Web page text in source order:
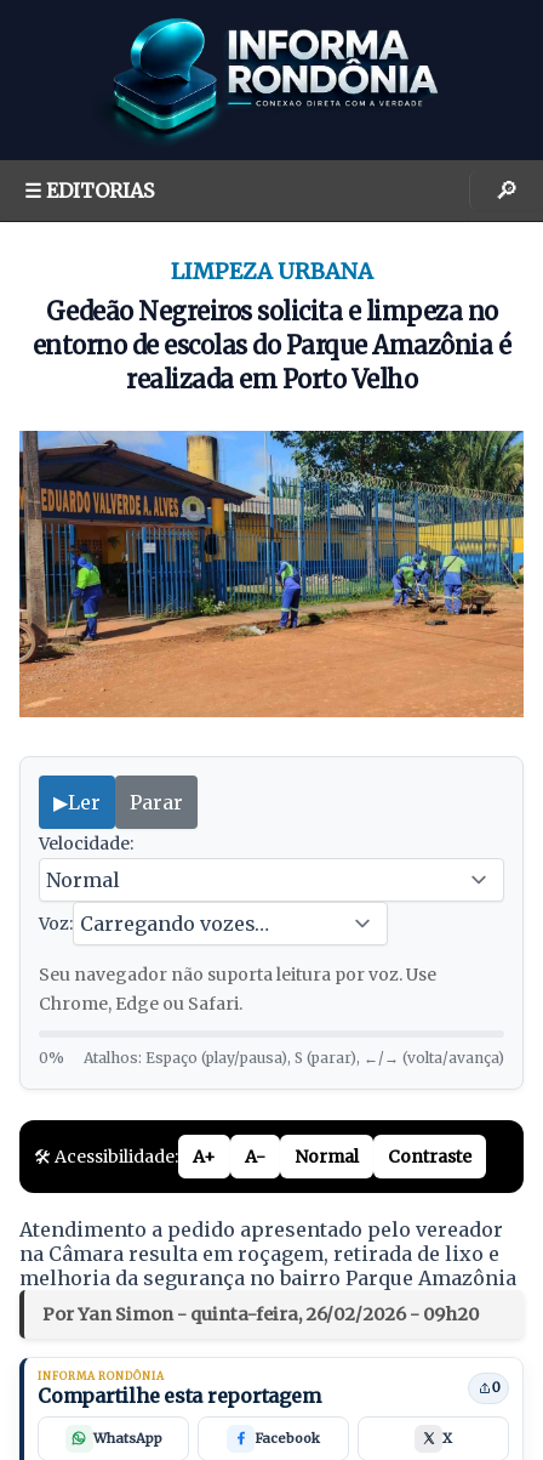
☰ EDITORIAS 🔎
LIMPEZA URBANA
Gedeão Negreiros solicita e limpeza no
entorno de escolas do Parque Amazônia é
realizada em Porto Velho
▶Ler Parar
Velocidade:
Voz:
Seu navegador não suporta leitura por voz. Use
Chrome, Edge ou Safari.
0% Atalhos: Espaço (play/pausa), S (parar), ←/→ (volta/avança)
🛠️ Acessibilidade: A+ A- Normal Contraste
Atendimento a pedido apresentado pelo vereador
na Câmara resulta em roçagem, retirada de lixo e
melhoria da segurança no bairro Parque Amazônia
Por Yan Simon - quinta-feira, 26/02/2026 - 09h20
INFORMA RONDÔNIA
Compartilhe esta reportagem 0
WhatsApp Facebook X